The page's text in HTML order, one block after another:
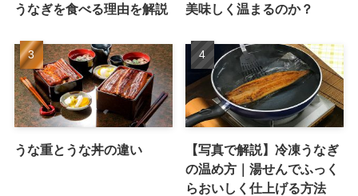
うなぎを食べる理由を解説
美味しく温まるのか？
うな重とうな丼の違い
【写真で解説】冷凍うなぎ
の温め方｜湯せんでふっく
らおいしく仕上げる方法